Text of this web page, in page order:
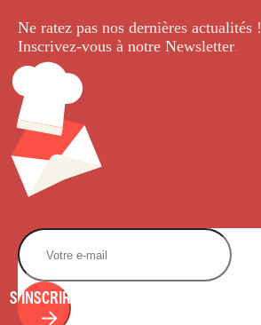
Ne ratez pas nos dernières actualités !
Inscrivez-vous à notre Newsletter.
S'INSCRIRE